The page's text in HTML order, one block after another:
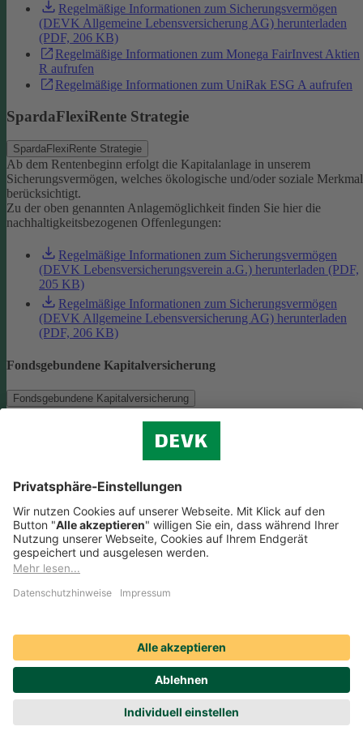
Regelmäßige Informationen zum Sicherungsvermögen
(DEVK Allgemeine Lebensversicherung AG) herunterladen
(PDF, 206 KB)
Regelmäßige Informationen zum Monega FairInvest Aktien
R aufrufen
Regelmäßige Informationen zum UniRak ESG A aufrufen
SpardaFlexiRente Strategie
SpardaFlexiRente Strategie
Ab dem Rentenbeginn erfolgt die Kapitalanlage in unserem
Sicherungsvermögen, welches ökologische und/oder soziale
berücksichtigt.
Zu der oben genannten Anlagemöglichkeit finden Sie hier die
nachhaltigkeitsbezogenen Offenlegungen:
Regelmäßige Informationen zum Sicherungsvermögen
(DEVK Lebensversicherungsverein a.G.) herunterladen (PDF,
205 KB)
Regelmäßige Informationen zum Sicherungsvermögen
(DEVK Allgemeine Lebensversicherung AG) herunterladen
(PDF, 206 KB)
Fondsgebundene Kapitalversicherung
Fondsgebundene Kapitalversicherung
Als Anlagemöglichkeit mit ökologischen und/oder sozialen
Zu der oben genannten Anlagemöglichkeit finden Sie hier die
nachhaltigkeitsbezogenen Offenlegungen:
Regelmäßige Informationen zum Monega FairInvest Aktien
R aufrufen
Weitere Rentenversicherungen (nicht fondsgebunden)
ökologische und/oder soziale Merkmale berücksichtigt.Zu der oben
genannten Anlagemöglichkeit finden Sie hier die
nachhaltigkeitsbezogenen Offenlegungen:
Regelmäßige Informationen zum Sicherungsvermögen
(DEVK Lebensversicherungsverein a.G.) herunterladen (PDF,
205 KB)